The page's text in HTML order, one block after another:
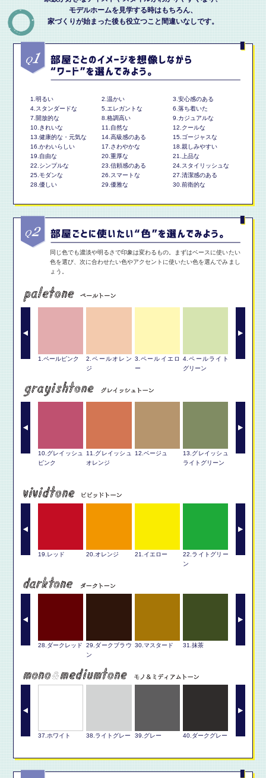
モデルホームを見学する時はもちろん、
家づくりが始まった後も役立つこと間違いなしです。
1.明るい 2.温かい
3.安心感のある
4.スタンダードな
5.エレガントな
6.落ち着いた
7.開放的な
8.格調高い
9.カジュアルな
10.きれいな
11.自然な
12.クールな
13.健康的な・元気な
14.高級感のある
15.ゴージャスな
16.かわいらしい
17.さわやかな
18.親しみやすい
19.自由な
20.重厚な
21.上品な
22.シンプルな
23.信頼感のある
24.スタイリッシュな
25.モダンな
26.スマートな
27.清潔感のある
28.優しい
29.優雅な 30.前衛的な
同じ色でも濃淡や明るさで印象は変わるもの。まずはベースに使いたい
色を選び、次に合わせたい色やアクセントに使いたい色を選んでみまし
ょう。
ルバイオ
1.ペールピンク
2.ペールオレン
ジ
3.ペールイエロ
ー
4.ペールライト
グリーン
5.ペールグ
レイッシュ
10.グレイッシュ
ピンク
11.グレイッシュ
オレンジ
12.ベージュ
13.グレイッシュ
ライトグリーン
14.グレイ
イオレット 19.レッド 20.オレンジ 21.イエロー
22.ライトグリー
ン
23.グリーン
ークバイオ
28.ダークレッド
29.ダークブラウ
ン
30.マスタード 31.抹茶
32.ダーク
ールド 37.ホワイト 38.ライトグレー 39.グレー 40.ダークグレー 41.ブラック